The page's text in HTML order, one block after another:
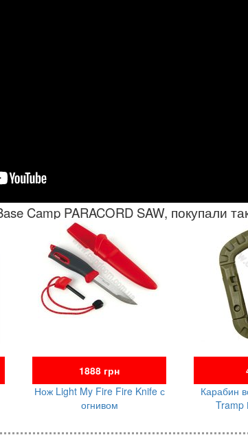
Camp PARACORD SAW, покупали
1888 грн
Нож Light My Fire Fire Knife с
огнивом
Карабин
Tramp